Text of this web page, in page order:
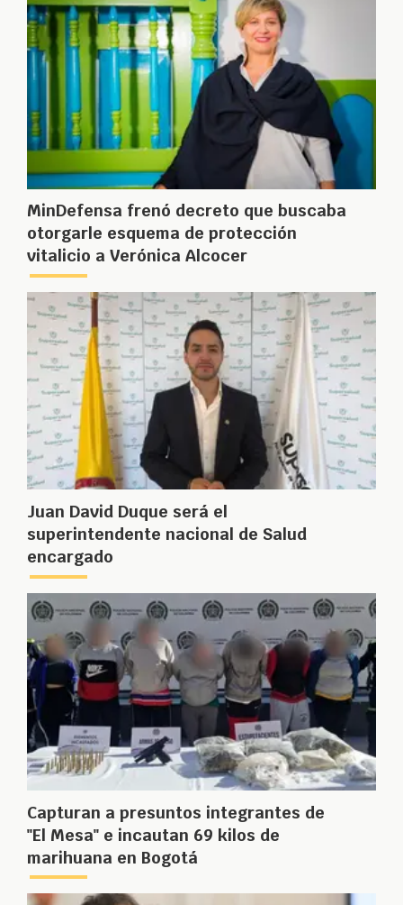
MinDefensa frenó decreto que buscaba
otorgarle esquema de protección
vitalicio a Verónica Alcocer
Juan David Duque será el
superintendente nacional de Salud
encargado
Capturan a presuntos integrantes de
"El Mesa" e incautan 69 kilos de
marihuana en Bogotá